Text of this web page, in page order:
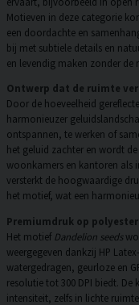
Motieven in deze categorie
een doordachte en
bij met subtiele details en
en levendig maken zonder de
Ontwerp dat de ruimte
Door de hoeveelheid
harmonieuzer
ontspannen, te werken of
het geluid zachter en wordt
woonkamers en kantoren als
versterkt de hoogwaardige
het motief, wat een
Premiumdruk op
Het motief Dandelion seeds
weergegeven dankzij HP
watergedragen, geurloze en
resolutie tot 300 DPI biedt. De
intensiteit, zelfs in lichte